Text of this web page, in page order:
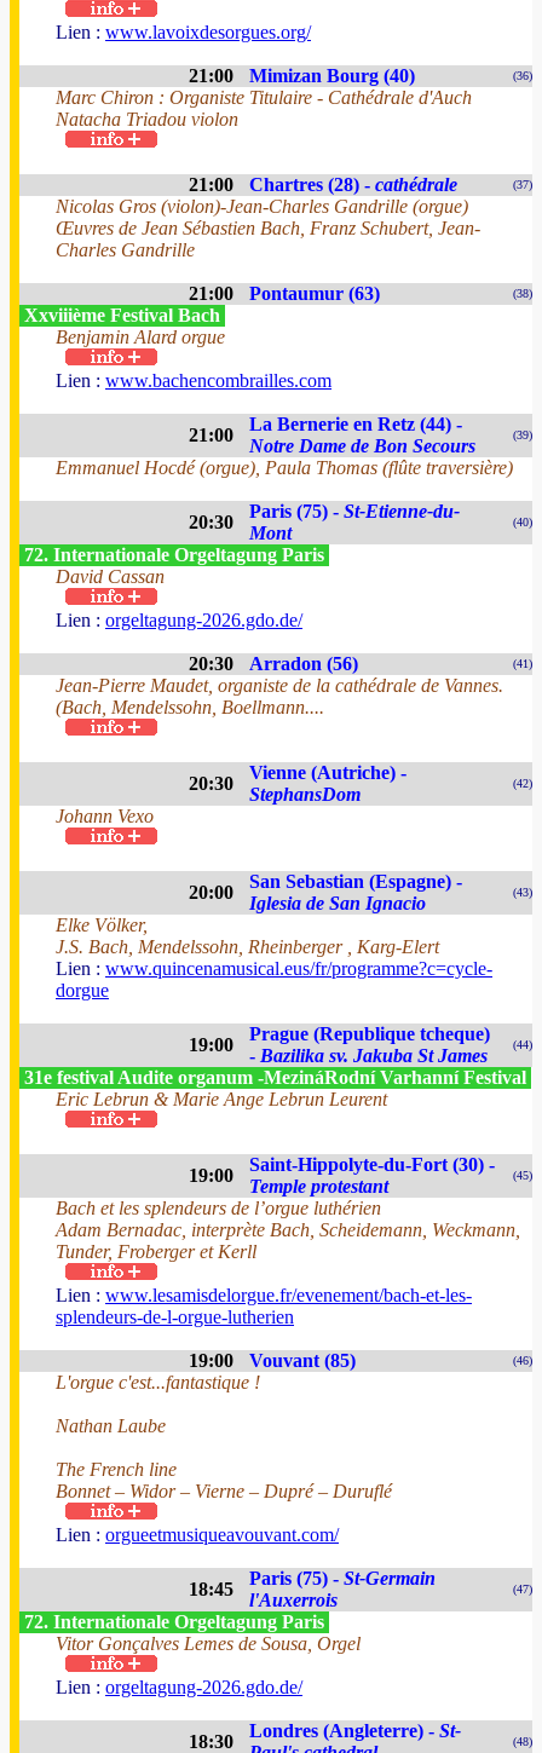
Lien : www.lavoixdesorgues.org/
21:00 Mimizan Bourg (40) (36)
Marc Chiron : Organiste Titulaire - Cathédrale d'Auch
Natacha Triadou violon
21:00 Chartres (28) - cathédrale (37)
Nicolas Gros (violon)-Jean-Charles Gandrille (orgue)
Œuvres de Jean Sébastien Bach, Franz Schubert, Jean-
Charles Gandrille
21:00 Pontaumur (63) (38)
Xxviiième Festival Bach
Benjamin Alard orgue
Lien : www.bachencombrailles.com
21:00
La Bernerie en Retz (44) -
Notre Dame de Bon Secours
(39)
Emmanuel Hocdé (orgue), Paula Thomas (flûte traversière)
20:30
Paris (75) - St-Etienne-du-
Mont
(40)
72. Internationale Orgeltagung Paris
David Cassan
Lien : orgeltagung-2026.gdo.de/
20:30 Arradon (56) (41)
Jean-Pierre Maudet, organiste de la cathédrale de Vannes.
(Bach, Mendelssohn, Boellmann....
20:30
Vienne (Autriche) -
StephansDom
(42)
Johann Vexo
20:00
San Sebastian (Espagne) -
Iglesia de San Ignacio
(43)
Elke Völker,
J.S. Bach, Mendelssohn, Rheinberger , Karg-Elert
Lien : www.quincenamusical.eus/fr/programme?c=cycle-
dorgue
19:00
Prague (Republique tcheque)
- Bazilika sv. Jakuba St James
(44)
31e festival Audite organum -MezináRodní Varhanní Festival
Eric Lebrun & Marie Ange Lebrun Leurent
19:00
Saint-Hippolyte-du-Fort (30) -
Temple protestant
(45)
Bach et les splendeurs de l’orgue luthérien
Adam Bernadac, interprète Bach, Scheidemann, Weckmann,
Tunder, Froberger et Kerll
Lien : www.lesamisdelorgue.fr/evenement/bach-et-les-
splendeurs-de-l-orgue-lutherien
19:00 Vouvant (85) (46)
L'orgue c'est...fantastique !
Nathan Laube
The French line
Bonnet – Widor – Vierne – Dupré – Duruflé
Lien : orgueetmusiqueavouvant.com/
18:45
Paris (75) - St-Germain
l'Auxerrois
(47)
72. Internationale Orgeltagung Paris
Vitor Gonçalves Lemes de Sousa, Orgel
Lien : orgeltagung-2026.gdo.de/
18:30
Londres (Angleterre) - St-
(48)